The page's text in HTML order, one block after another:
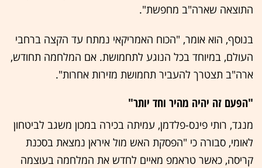
התוצאה שארה"ב מחפשת".
בנוסף, הוא אומר, "הכוח האמריקאי נמתח עד הקצה ברחבי
העולם, במיוחד בכל הנוגע לתחמושת. אם המלחמה תחודש,
ארה"ב תצטרך להעביר תחמושת מזירות אחרות".
"הפעם זה יהיה מהיר וחד יותר"
מנגד, רותי פינס-פלדמן, עמיתה בכירה במכון משגב לביטחון
לאומי, סבורה כי "הפסקת האש מול איראן נמצאת בסכנת
קריסה, כאשר טראמפ מאיים לחדש את המלחמה בעוצמה